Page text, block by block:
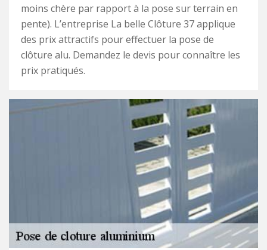
moins chère par rapport à la pose sur terrain en
pente). L’entreprise La belle Clôture 37 applique
des prix attractifs pour effectuer la pose de
clôture alu. Demandez le devis pour connaître les
prix pratiqués.